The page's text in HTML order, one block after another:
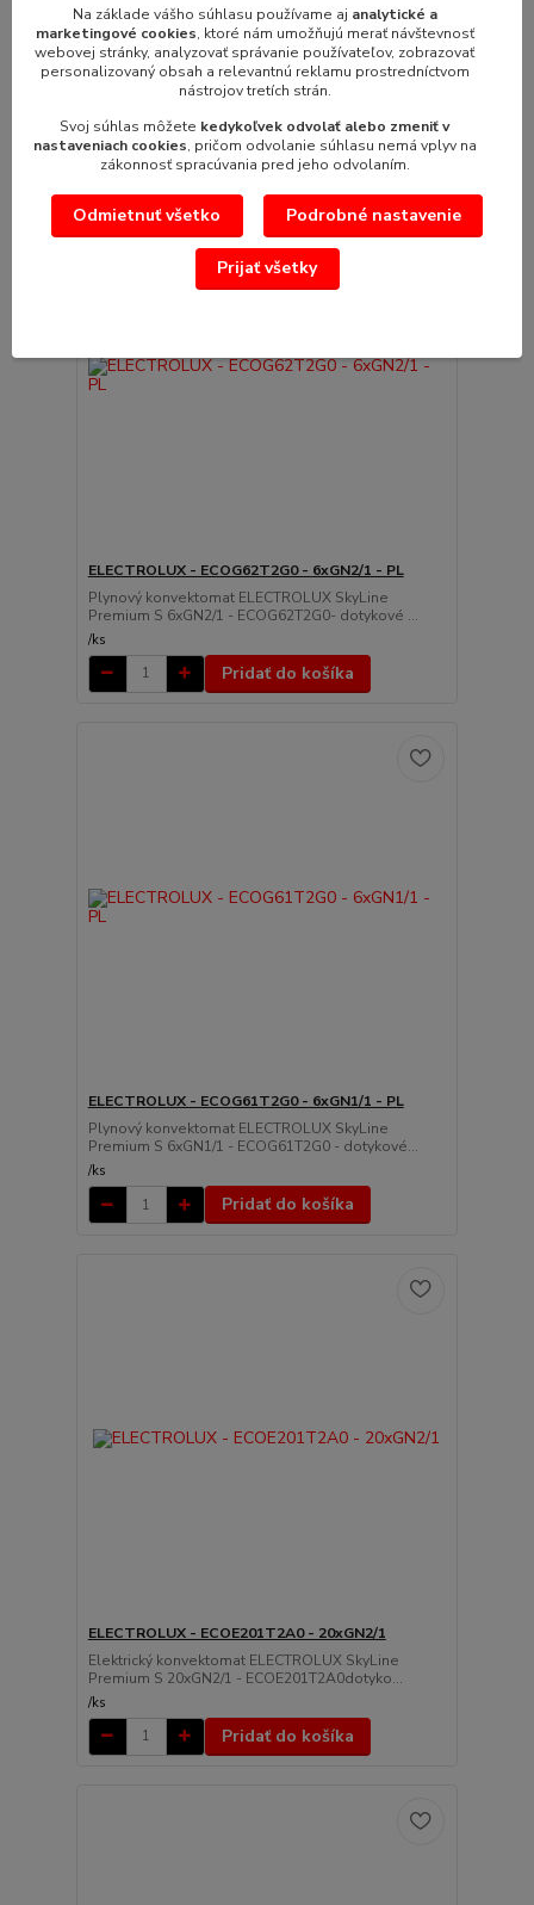
ELECTROLUX - ECOG101T2G0 - 10xGN1/1 - PL
Plynový konvektomat ELECTROLUX SkyLine
Premium S 10xGN1/1 - ECOG101T2G0- dotykov...
Pridať do košíka
ELECTROLUX - ECOG62T2G0 - 6xGN2/1 - PL
Plynový konvektomat ELECTROLUX SkyLine
Premium S 6xGN2/1 - ECOG62T2G0- dotykové ...
/ks
Pridať do košíka
ELECTROLUX - ECOG61T2G0 - 6xGN1/1 - PL
Plynový konvektomat ELECTROLUX SkyLine
Premium S 6xGN1/1 - ECOG61T2G0 - dotykové...
/ks
Pridať do košíka
ELECTROLUX - ECOE201T2A0 - 20xGN2/1
Elektrický konvektomat ELECTROLUX SkyLine
Premium S 20xGN2/1 - ECOE201T2A0dotyko...
/ks
Pridať do košíka
Na základe vášho súhlasu používame aj analytické a
marketingové cookies, ktoré nám umožňujú merať návštevnosť
webovej stránky, analyzovať správanie používateľov, zobrazovať
personalizovaný obsah a relevantnú reklamu prostredníctvom
nástrojov tretích strán.
Svoj súhlas môžete kedykoľvek odvolať alebo zmeniť v
nastaveniach cookies, pričom odvolanie súhlasu nemá vplyv na
zákonnosť spracúvania pred jeho odvolaním.
Odmietnuť všetko Podrobné nastavenie
Prijať všetky